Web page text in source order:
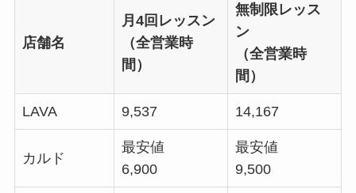
店舗名
月4回レッスン
（全営業時
間）
無制限レッス
ン
（全営業時
間）
LAVA 9,537 14,167
カルド
最安値
6,900
最安値
9,500